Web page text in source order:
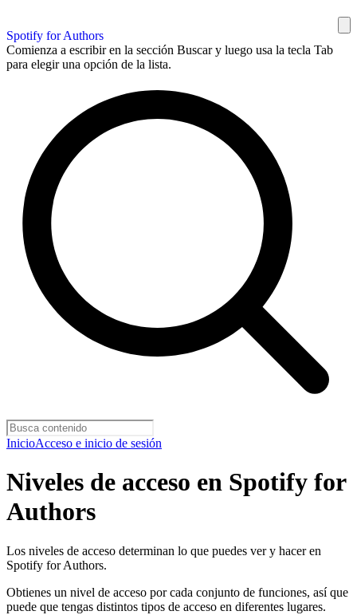
Spotify for Authors
Comienza a escribir en la sección Buscar y luego usa la tecla Tab
para elegir una opción de la lista.
InicioAcceso e inicio de sesión
Niveles de acceso en Spotify for
Authors
Los niveles de acceso determinan lo que puedes ver y hacer en
Spotify for Authors.
Obtienes un nivel de acceso por cada conjunto de funciones, así que
puede que tengas distintos tipos de acceso en diferentes lugares.